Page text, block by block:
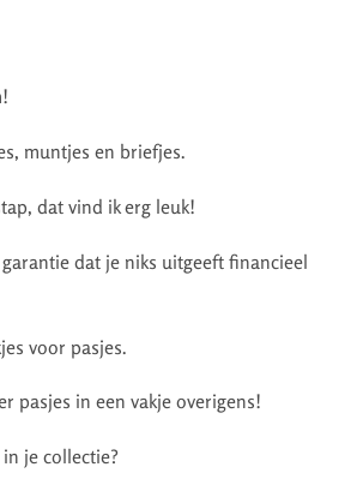
muntjes en briefjes.
dat vind ik erg leuk!
garantie dat je niks uitgeeft financieel
voor pasjes.
pasjes in een vakje overigens!
je collectie?